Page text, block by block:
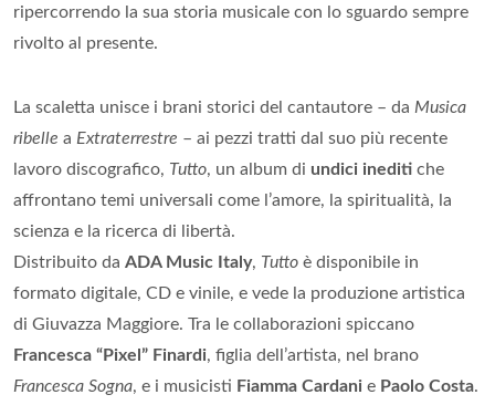
ripercorrendo la sua storia musicale con lo sguardo sempre
rivolto al presente.
La scaletta unisce i brani storici del cantautore – da Musica
ribelle a Extraterrestre – ai pezzi tratti dal suo più recente
lavoro discografico, Tutto, un album di undici inediti che
affrontano temi universali come l’amore, la spiritualità, la
scienza e la ricerca di libertà.
Distribuito da ADA Music Italy, Tutto è disponibile in
formato digitale, CD e vinile, e vede la produzione artistica
di Giuvazza Maggiore. Tra le collaborazioni spiccano
Francesca “Pixel” Finardi, figlia dell’artista, nel brano
Francesca Sogna, e i musicisti Fiamma Cardani e Paolo Costa.